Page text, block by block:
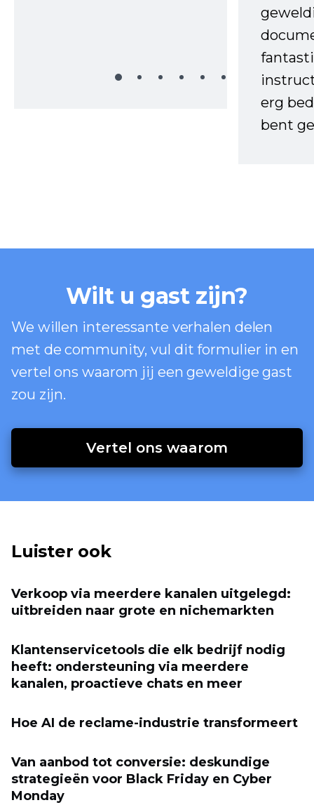
erg
bent
Wilt u gast zijn?
We willen interessante verhalen delen
met de community, vul dit formulier in en
vertel ons waarom jij een geweldige gast
zou zijn.
Vertel ons waarom
Luister ook
Verkoop via meerdere kanalen uitgelegd:
uitbreiden naar grote en nichemarkten
Klantenservicetools die elk bedrijf nodig
heeft: ondersteuning via meerdere
kanalen, proactieve chats en meer
Hoe AI de reclame-industrie transformeert
Van aanbod tot conversie: deskundige
strategieën voor Black Friday en Cyber ​​
Monday